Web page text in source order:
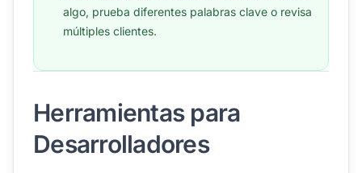
algo, prueba diferentes palabras clave o revisa
múltiples clientes.
Herramientas para
Desarrolladores